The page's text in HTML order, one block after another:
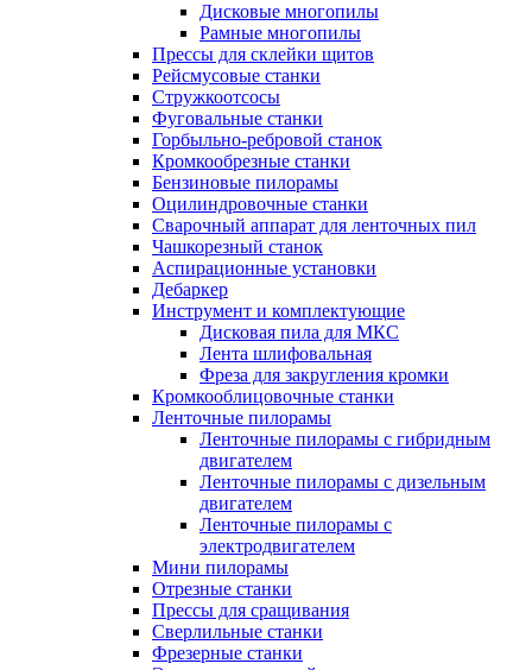
Дисковые многопилы
Рамные многопилы
Прессы для склейки щитов
Рейсмусовые станки
Стружкоотсосы
Фуговальные станки
Горбыльно-ребровой станок
Кромкообрезные станки
Бензиновые пилорамы
Оцилиндровочные станки
Сварочный аппарат для ленточных пил
Чашкорезный станок
Аспирационные установки
Дебаркер
Инструмент и комплектующие
Дисковая пила для МКС
Лента шлифовальная
Фреза для закругления кромки
Кромкооблицовочные станки
Ленточные пилорамы
Ленточные пилорамы с гибридным
двигателем
Ленточные пилорамы с дизельным
двигателем
Ленточные пилорамы с
электродвигателем
Мини пилорамы
Отрезные станки
Прессы для сращивания
Сверлильные станки
Фрезерные станки